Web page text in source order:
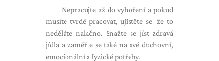
Nepracujte až do vyhoření a pokud
musíte tvrdě pracovat, ujistěte se, že to
neděláte nalačno. Snažte se jíst zdravá
jídla a zaměřte se také na své duchovní,
emocionální a fyzické potřeby.